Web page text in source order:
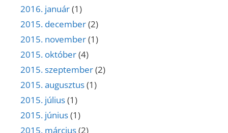
2016. január(1)
2015. december(2)
2015. november(1)
2015. október(4)
2015. szeptember(2)
2015. augusztus(1)
2015. július(1)
2015. június(1)
2015. március(2)